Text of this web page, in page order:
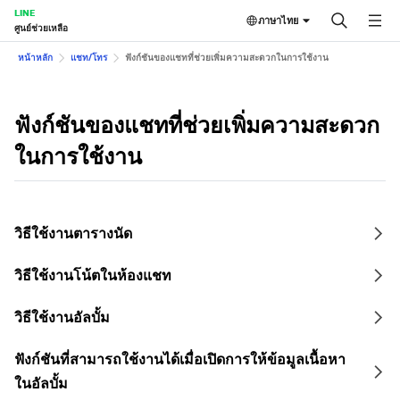
LINE
ศูนย์ช่วยเหลือ
ภาษาไทย
หน้าหลัก แชท/โทร ฟังก์ชันของแชทที่ช่วยเพิ่มความสะดวกในการใช้งาน
ฟังก์ชันของแชทที่ช่วยเพิ่มความสะดวก
ในการใช้งาน
วิธีใช้งานตารางนัด
วิธีใช้งานโน้ตในห้องแชท
วิธีใช้งานอัลบั้ม
ฟังก์ชันที่สามารถใช้งานได้เมื่อเปิดการให้ข้อมูลเนื้อหา
ในอัลบั้ม